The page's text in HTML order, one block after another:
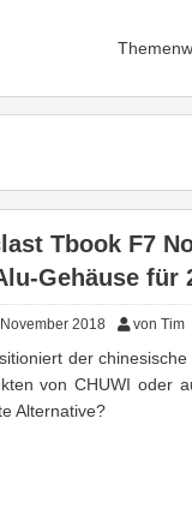
Tbook F7
Gehäuse für
2018 von Tim
der
von CHUWI oder
Alternative?